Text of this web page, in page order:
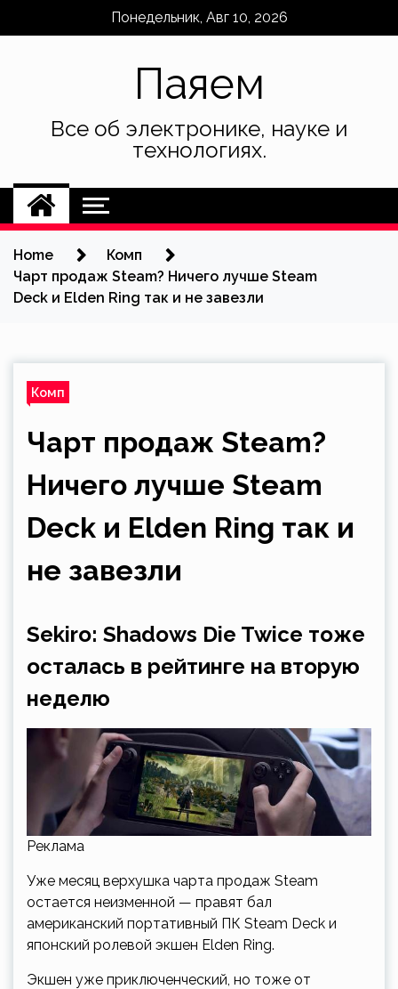
Понедельник, Авг 10, 2026
Паяем
Все об электронике, науке и
технологиях.
Home
Комп
Чарт продаж Steam? Ничего лучше Steam
Deck и Elden Ring так и не завезли
Комп
Чарт продаж Steam?
Ничего лучше Steam
Deck и Elden Ring так и
не завезли
Sekiro: Shadows Die Twice тоже
осталась в рейтинге на вторую
неделю
Реклама
Уже месяц верхушка чарта продаж Steam
остается неизменной — правят бал
американский портативный ПК Steam Deck и
японский ролевой экшен Elden Ring.
Экшен уже приключенческий, но тоже от